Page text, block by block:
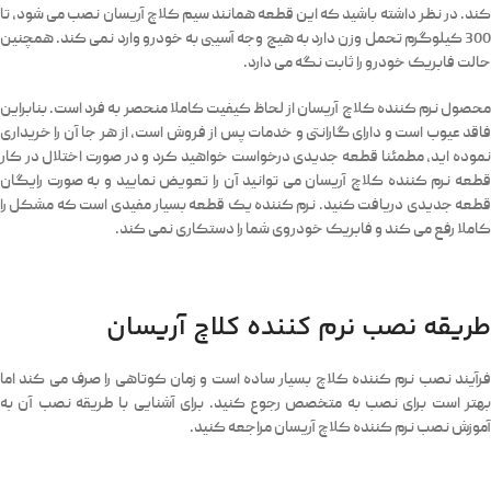
کند. در نظر داشته باشید که این قطعه همانند سیم کلاچ آریسان نصب می شود، تا
300 کیلوگرم تحمل وزن دارد به هیچ وجه آسیبی به خودرو وارد نمی کند. همچنین
حالت فابریک خودرو را ثابت نگه می دارد.
محصول نرم کننده کلاچ آریسان از لحاظ کیفیت کاملا منحصر به فرد است. بنابراین
فاقد عیوب است و دارای گارانتی و خدمات پس از فروش است، از هر جا آن را خریداری
نموده اید، مطمئنا قطعه جدیدی درخواست خواهید کرد و در صورت اختلال در کار
قطعه نرم کننده کلاچ آریسان می توانید آن را تعویض نمایید و به صورت رایگان
قطعه جدیدی دریافت کنید. نرم کننده یک قطعه بسیار مفیدی است که مشکل را
کاملا رفع می کند و فابریک خودروی شما را دستکاری نمی کند.
طریقه نصب نرم کننده کلاچ آریسان
فرآیند نصب نرم کننده کلاچ بسیار ساده است و زمان کوتاهی را صرف می کند اما
بهتر است برای نصب به متخصص رجوع کنید. برای آشنایی با طریقه نصب آن به
آموزش نصب نرم کننده کلاچ آریسان مراجعه کنید.